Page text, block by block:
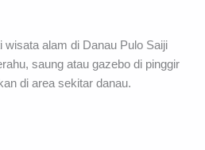
wisata alam di Danau Pulo Saiji
saung atau gazebo di pinggir
di area sekitar danau.